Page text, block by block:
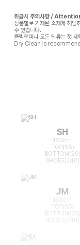
취급시 주의사항 /
상품별로 기재된 소재에 해당
수 있습니다.
클릭앤퍼니 모든 의류는 첫
Dry Clean is
SH
163cm
TOP(55)
BOTTOM(26)
SHOES(240)
JM
166cm
TOP(55)
BOTTOM(25)